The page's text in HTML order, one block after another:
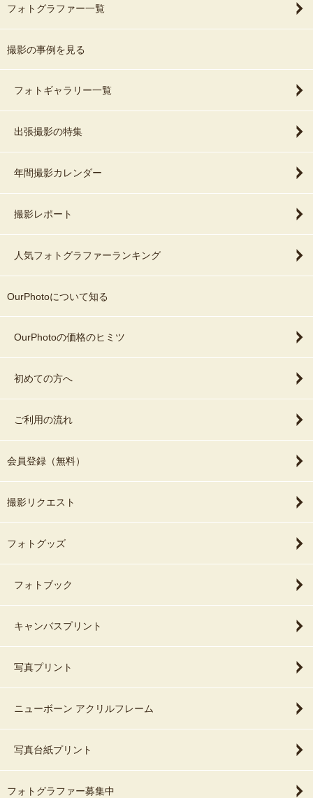
フォトグラファー一覧
撮影の事例を見る
フォトギャラリー一覧
出張撮影の特集
年間撮影カレンダー
撮影レポート
人気フォトグラファーランキング
OurPhotoについて知る
OurPhotoの価格のヒミツ
初めての方へ
ご利用の流れ
会員登録（無料）
撮影リクエスト
フォトグッズ
フォトブック
キャンバスプリント
写真プリント
ニューボーン アクリルフレーム
写真台紙プリント
フォトグラファー募集中